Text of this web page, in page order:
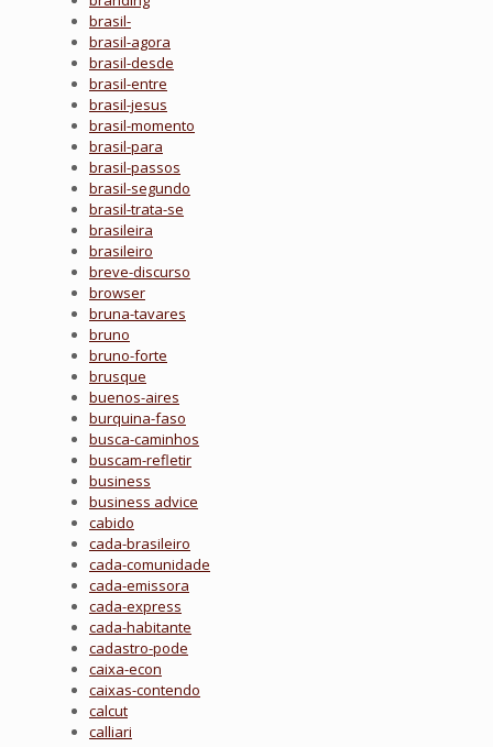
brasil-
brasil-agora
brasil-desde
brasil-entre
brasil-jesus
brasil-momento
brasil-para
brasil-passos
brasil-segundo
brasil-trata-se
brasileira
brasileiro
breve-discurso
browser
bruna-tavares
bruno
bruno-forte
brusque
buenos-aires
burquina-faso
busca-caminhos
buscam-refletir
business
business advice
cabido
cada-brasileiro
cada-comunidade
cada-emissora
cada-express
cada-habitante
cadastro-pode
caixa-econ
caixas-contendo
calcut
calliari